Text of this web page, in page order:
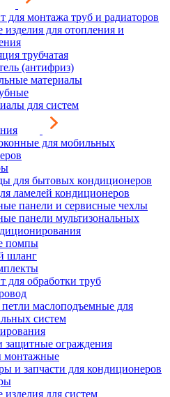
для монтажа труб и радиаторов
для отопления и
трубчатая
(антифриз)
материалы
для систем
для мобильных
для бытовых кондиционеров
ламелей кондиционеров
панели и сервисные чехлы
панели мультизональных
помпы
шланг
для обработки труб
маслоподъемные для
систем
защитные ограждения
монтажные
и запчасти для кондиционеров
для систем